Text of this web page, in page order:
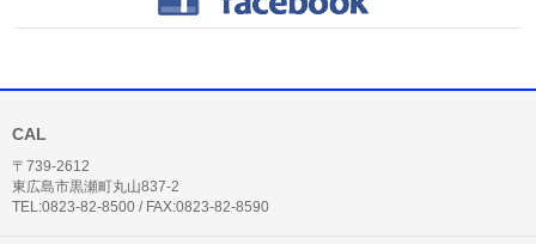
CAL
〒739-2612
東広島市黒瀬町丸山837-2
TEL:0823-82-8500 / FAX:0823-82-8590